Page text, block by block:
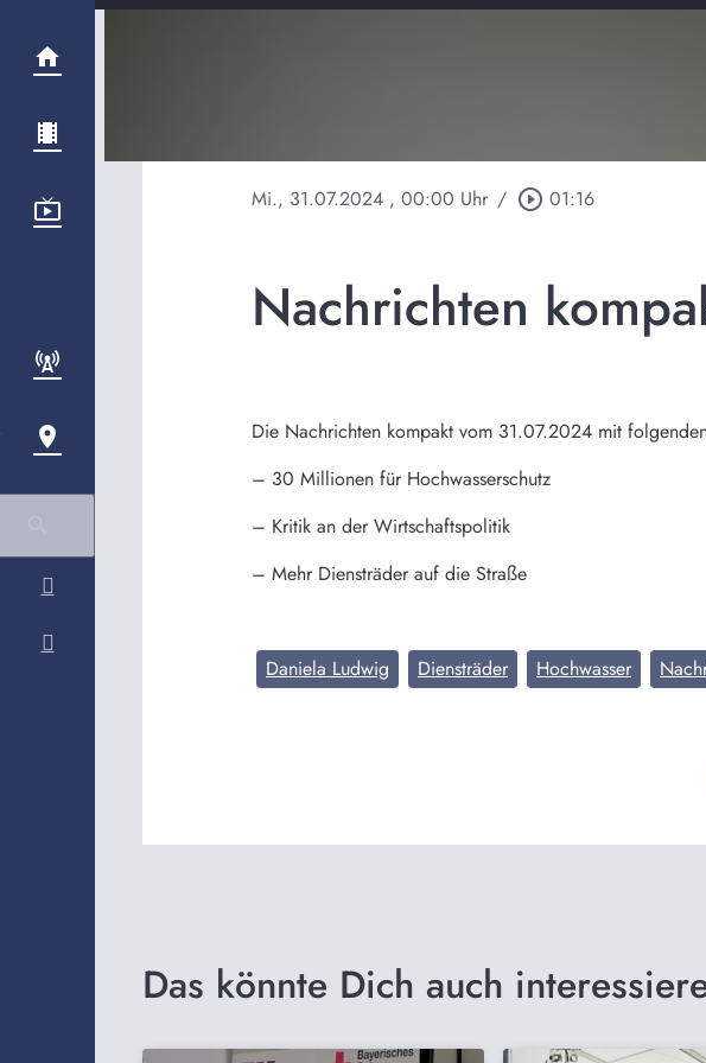
Mi., 31.07.2024 , 00:00 Uhr / play_circle_outline 01:16
Nachrichten
Die Nachrichten kompakt vom 31.07.2024 mit
– 30 Millionen für Hochwasserschutz
– Kritik an der Wirtschaftspolitik
– Mehr Diensträder auf die Straße
Daniela Ludwig Diensträder Hochwasser
Das könnte Dich auch